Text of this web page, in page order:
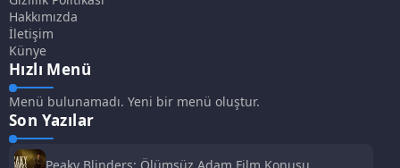
Hakkımızda
İletişim
Künye
Hızlı Menü
Menü bulunamadı. Yeni bir menü oluştur.
Son Yazılar
Peaky Blinders: Ölümsüz Adam Film Konusu,